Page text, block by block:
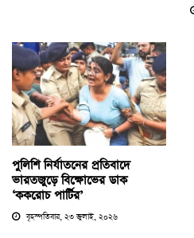
পুলিশি নির্যাতনের প্রতিবাদে
ভারতজুড়ে বিক্ষোভের ডাক
‘ককরোচ পার্টির’
বৃহস্পতিবার, ২৩ জুলাই, ২০২৬